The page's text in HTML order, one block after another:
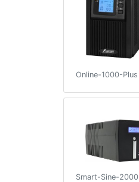
Online-1000-Plus
Smart-Sine-2000